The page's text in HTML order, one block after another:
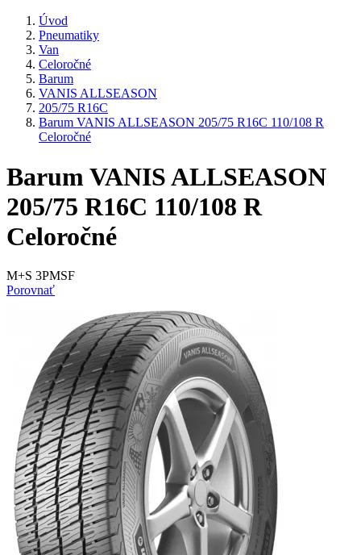
Úvod
Pneumatiky
Van
Celoročné
Barum
VANIS ALLSEASON
205/75 R16C
Barum VANIS ALLSEASON 205/75 R16C 110/108 R
Celoročné
Barum VANIS ALLSEASON
205/75 R16C 110/108 R
Celoročné
M+S 3PMSF
Porovnať